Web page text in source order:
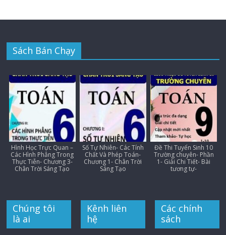
Sách Bán Chạy
Hình Học Trực Quan –
Các Hình Phẳng Trong
Thực Tiễn- Chương 3-
Chân Trời Sáng Tạo
Số Tự Nhiên- Các Tính
Chất Và Phép Toán-
Chương 1- Chân Trời
Sáng Tạo
Đề Thi Tuyển Sinh 10
Trường chuyên- Phần
1- Giải Chi Tiết- Bài
tương tự-
Chúng tôi
là ai
Kênh liên
hệ
Các chính
sách